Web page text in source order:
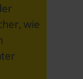
wie